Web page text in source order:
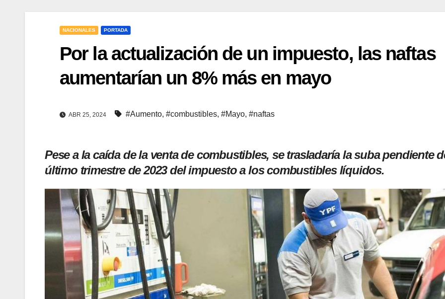
NACIONALES PORTADA
Por la actualización de un impuesto, las naftas
aumentarían un 8% más en mayo
ABR 25, 2024 #Aumento, #combustibles, #Mayo, #naftas
Pese a la caída de la venta de combustibles, se trasladaría la suba pendiente
último trimestre de 2023 del impuesto a los combustibles líquidos.